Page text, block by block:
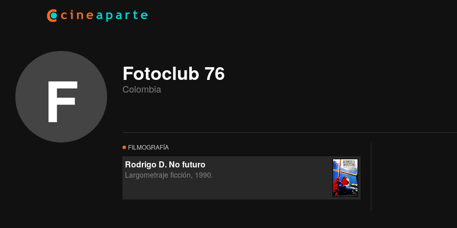
Fotoclub 76
Colombia
F
FILMOGRAFÍA
Rodrigo D. No futuro
Largometraje ficción, 1990.